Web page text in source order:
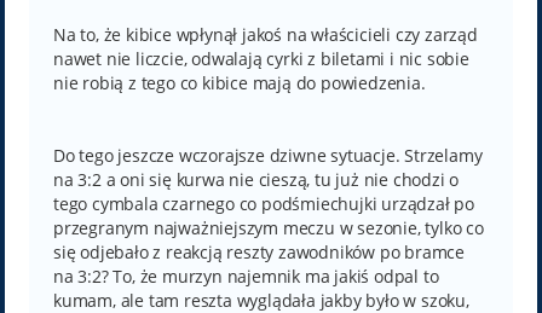
Na to, że kibice wpłynął jakoś na właścicieli czy zarząd
nawet nie liczcie, odwalają cyrki z biletami i nic sobie
nie robią z tego co kibice mają do powiedzenia.
Do tego jeszcze wczorajsze dziwne sytuacje. Strzelamy
na 3:2 a oni się kurwa nie cieszą, tu już nie chodzi o
tego cymbala czarnego co podśmiechujki urządzał po
przegranym najważniejszym meczu w sezonie, tylko co
się odjebało z reakcją reszty zawodników po bramce
na 3:2? To, że murzyn najemnik ma jakiś odpal to
kumam, ale tam reszta wyglądała jakby było w szoku,